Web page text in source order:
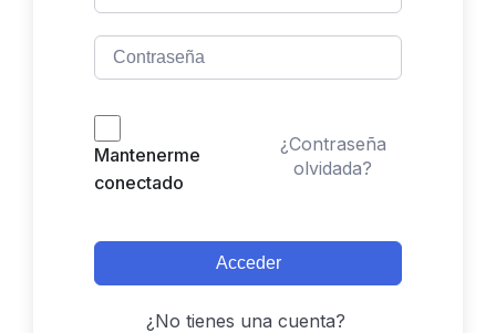
Mantenerme
conectado
¿Contraseña
olvidada?
Acceder
¿No tienes una cuenta?